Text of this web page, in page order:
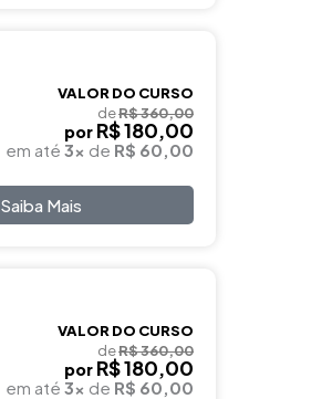
VALOR DO CURSO
deR$ 360,00
por R$ 180,00
em até 3x de R$ 60,00
Saiba Mais
VALOR DO CURSO
deR$ 360,00
por R$ 180,00
em até 3x de R$ 60,00